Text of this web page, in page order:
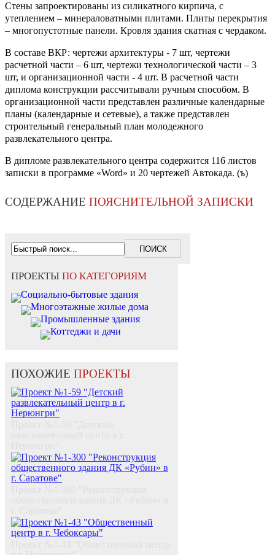
Стены запроектированы из силикатного кирпича, с
утеплением – минераловатными плитами. Плиты перекрытия
– многопустотные панели. Кровля здания скатная с чердаком.
В составе ВКР: чертежи архитектуры - 7 шт, чертежи
расчетной части – 6 шт, чертежи технологической части – 3
шт, и организационной части - 4 шт. В расчетной части
диплома конструкции рассчитывали ручным способом. В
организационной части представлен различные календарные
планы (календарные и сетевые), а также представлен
строительный генеральный план молодежного
развлекательного центра.
В дипломе развлекательного центра содержится 116 листов
записки в программе «Word» и 20 чертежей Автокада. (ъ)
СОДЕРЖАНИЕ ПОЯСНИТЕЛЬНОЙ ЗАПИСКИ
ПРОЕКТЫ ПО КАТЕГОРИЯМ
Социально-бытовые здания
Многоэтажные жилые дома
Промышленные здания
Коттеджи и дачи
ПОХОЖИЕ ПРОЕКТЫ